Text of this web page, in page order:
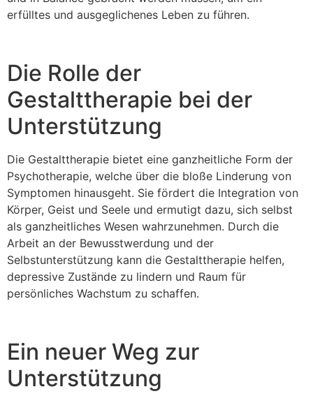
erfülltes und ausgeglichenes Leben zu führen.
Die Rolle der
Gestalttherapie bei der
Unterstützung
Die Gestalttherapie bietet eine ganzheitliche Form der
Psychotherapie, welche über die bloße Linderung von
Symptomen hinausgeht. Sie fördert die Integration von
Körper, Geist und Seele und ermutigt dazu, sich selbst
als ganzheitliches Wesen wahrzunehmen. Durch die
Arbeit an der Bewusstwerdung und der
Selbstunterstützung kann die Gestalttherapie helfen,
depressive Zustände zu lindern und Raum für
persönliches Wachstum zu schaffen.
Ein neuer Weg zur
Unterstützung